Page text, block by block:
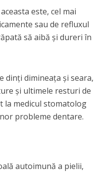
este, cel mai
sau de refluxul
să aibă și dureri în
dinți dimineața și seara,
și ultimele resturi de
la medicul stomatolog
probleme dentare.
autoimună a pielii,